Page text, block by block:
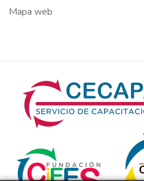
Mapa web